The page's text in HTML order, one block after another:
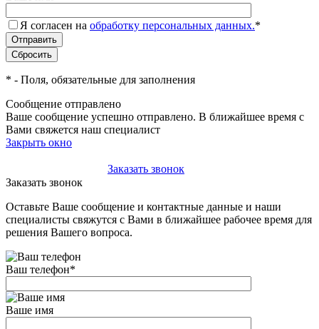
Я согласен на обработку персональных данных.*
* - Поля, обязательные для заполнения
Сообщение отправлено
Ваше сообщение успешно отправлено. В ближайшее время с
Вами свяжется наш специалист
Закрыть окно
Заказать звонок
Заказать звонок
Оставьте Ваше сообщение и контактные данные и наши
специалисты свяжутся с Вами в ближайшее рабочее время для
решения Вашего вопроса.
Ваш телефон*
Ваше имя